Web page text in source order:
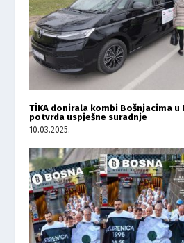
TİKA donirala kombi Bošnjacima u
potvrda uspješne suradnje
10.03.2025.